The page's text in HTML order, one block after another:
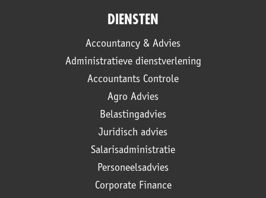
DIENSTEN
Accountancy & Advies
Administratieve dienstverlening
Accountants Controle
Agro Advies
Belastingadvies
Juridisch advies
Salarisadministratie
Personeelsadvies
Corporate Finance